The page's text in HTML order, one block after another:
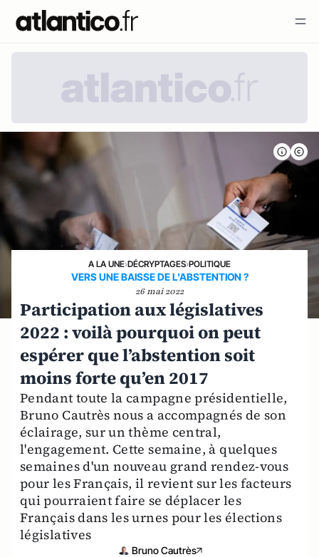
A LA UNE›DÉCRYPTAGES›POLITIQUE
VERS UNE BAISSE DE L'ABSTENTION ?
26 mai 2022
Participation aux législatives
2022 : voilà pourquoi on peut
espérer que l’abstention soit
moins forte qu’en 2017
Pendant toute la campagne présidentielle,
Bruno Cautrès nous a accompagnés de son
éclairage, sur un thème central,
l'engagement. Cette semaine, à quelques
semaines d'un nouveau grand rendez-vous
pour les Français, il revient sur les facteurs
qui pourraient faire se déplacer les
Français dans les urnes pour les élections
législatives
Bruno Cautrès